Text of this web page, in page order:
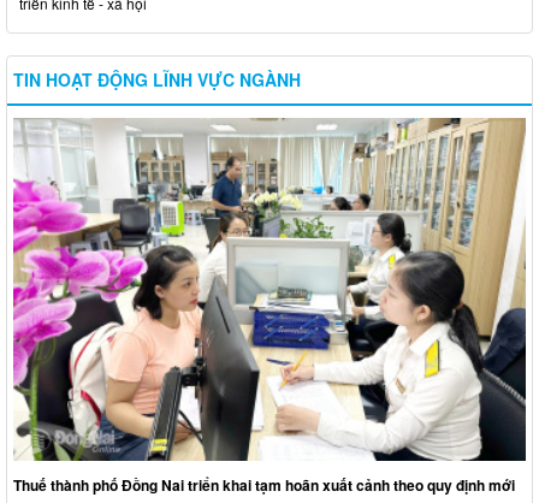
TIN HOẠT ĐỘNG LĨNH VỰC NGÀNH
Thuế thành phố Đồng Nai triển khai tạm hoãn xuất cảnh theo quy định mới